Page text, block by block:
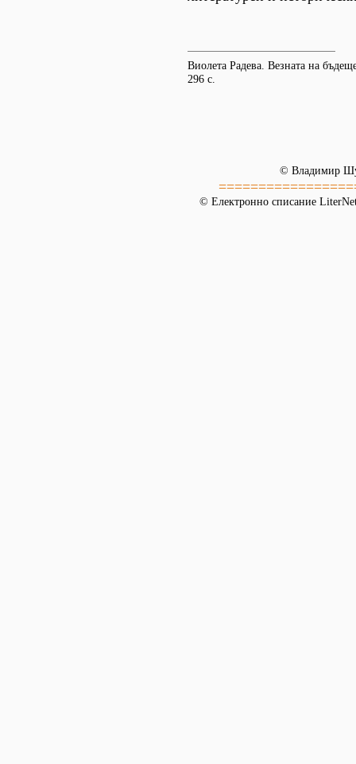
Виолета Радева. Везната на
296 с.
© Владимир
© Електронно списание